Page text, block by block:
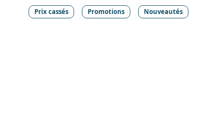
Prix cassés Promotions Nouveautés